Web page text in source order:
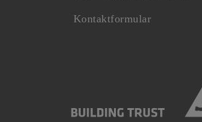
Kontaktformular